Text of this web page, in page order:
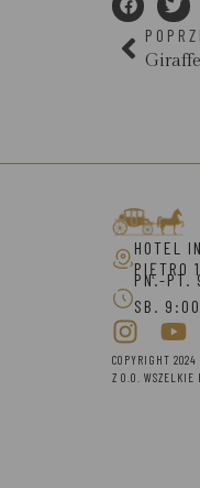
HOTEL
PIĘTRO
PN.-
SB.
COPYRIGHT 2024
Z O.O. WSZELKIE